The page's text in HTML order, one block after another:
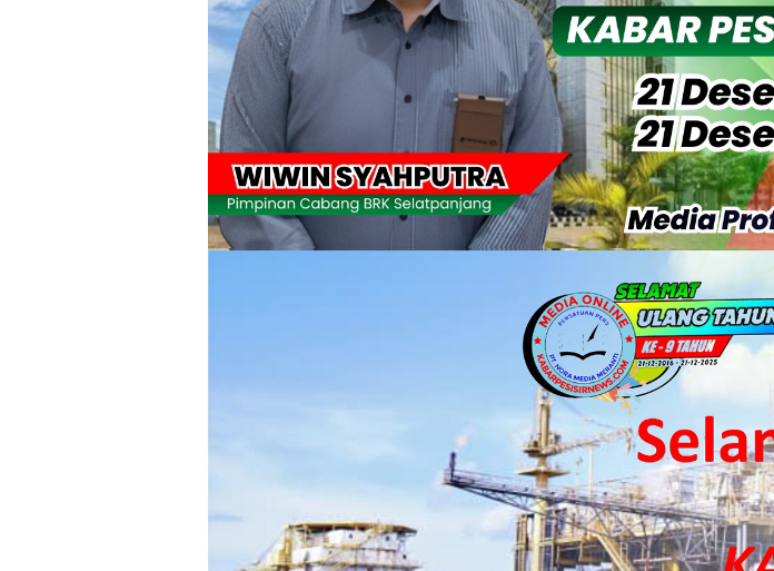
Usut Skandal Lahan Ulayat Desa Palas, Sekoci24.co Resmi Layangkan
Meranti 2026, 30 Putra-Putri Terbaik Disiapkan Kibarkan Merah Putih
Pulihkan Konektivitas Pascabencana, HKI Rampungkan Penanganan
Bupati Asmar Lepas 77 Kontingen Pramuka Meranti Ikuti Jambore
Polres Kepulauan Meranti Gelar Ekspedisi Merah Putih" Jalin Sinergitas
PLN Selat Panjang Minta Maaf, Janji Datangkan Mesin Sewa Atasi
Warga Kecamatan Merbau dan Kecamatan Putri Puyu Tuntut PLN:
FPMP.TB Bersama OPP Teluk Belitung, Dan Perwakilan Masyarakat Desa
Bupati Asmar Perkuat Sinergi dengan Danposal Selatpanjang, Bahas
44 Tim Berlaga di Banglas Barat Cup II, Pemkab Meranti Dorong Lahirnya